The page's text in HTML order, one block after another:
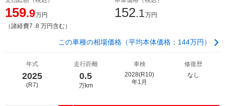
159.9万円
（諸経費7 .8 万円含む）
152.1万円
この車種の相場価格（平均本体価格：144万円）
年式
2025
(R7)
走行距離
0.5
万km
車検
2028(R10)
年1月
修復歴
なし